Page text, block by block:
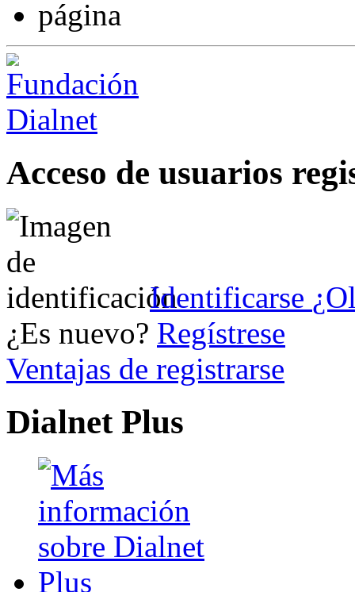
Acceso de usuarios
Identificarse
¿Es nuevo? Regístrese
Ventajas de registrarse
Dialnet Plus